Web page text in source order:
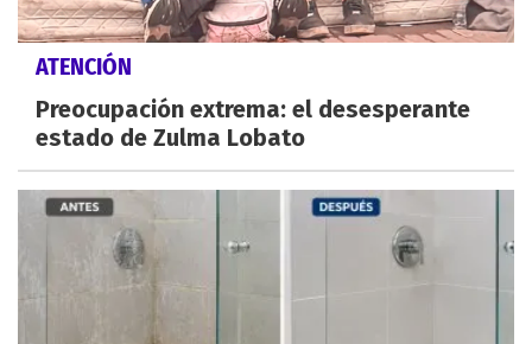
ATENCIÓN
Preocupación extrema: el desesperante
estado de Zulma Lobato